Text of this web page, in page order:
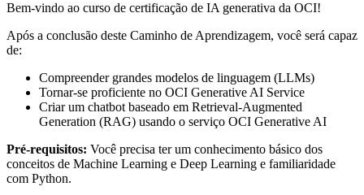
Bem-vindo ao curso de certificação de IA generativa da OCI!
Após a conclusão deste Caminho de Aprendizagem, você será capaz
de:
Compreender grandes modelos de linguagem (LLMs)
Tornar-se proficiente no OCI Generative AI Service
Criar um chatbot baseado em Retrieval-Augmented
Generation (RAG) usando o serviço OCI Generative AI
Pré-requisitos: Você precisa ter um conhecimento básico dos
conceitos de Machine Learning e Deep Learning e familiaridade
com Python.